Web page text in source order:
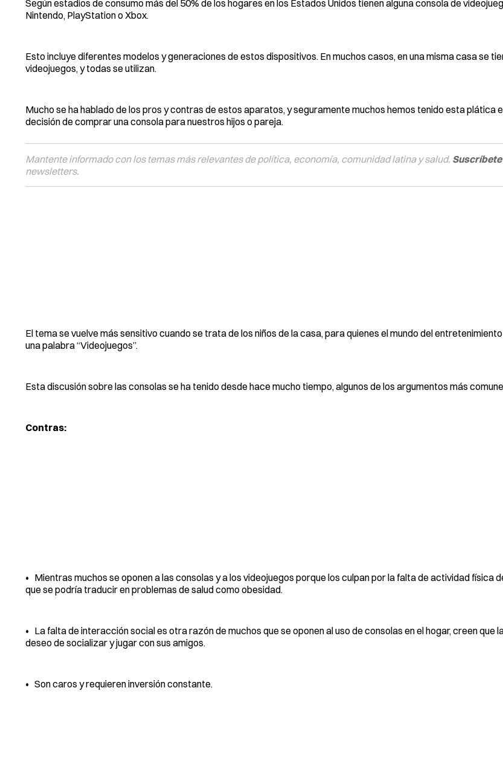
Según estadios de consumo más del 50% de los hogares en los Estados Unidos tienen alguna consola de
Nintendo, PlayStation o Xbox.
Esto incluye diferentes modelos y generaciones de estos dispositivos. En muchos casos, en una misma casa se
videojuegos, y todas se utilizan.
Mucho se ha hablado de los pros y contras de estos aparatos, y seguramente muchos hemos tenido esta plática
decisión de comprar una consola para nuestros hijos o pareja.
Mantente informado con los temas más relevantes de política, economía, comunidad latina y salud.
newsletters.
El tema se vuelve más sensitivo cuando se trata de los niños de la casa, para quienes el mundo del
una palabra “Videojuegos”.
Esta discusión sobre las consolas se ha tenido desde hace mucho tiempo, algunos de los argumentos más
Contras:
• Mientras muchos se oponen a las consolas y a los videojuegos porque los culpan por la falta de actividad física
que se podría traducir en problemas de salud como obesidad.
• La falta de interacción social es otra razón de muchos que se oponen al uso de consolas en el hogar, creen que
deseo de socializar y jugar con sus amigos.
• Son caros y requieren inversión constante.